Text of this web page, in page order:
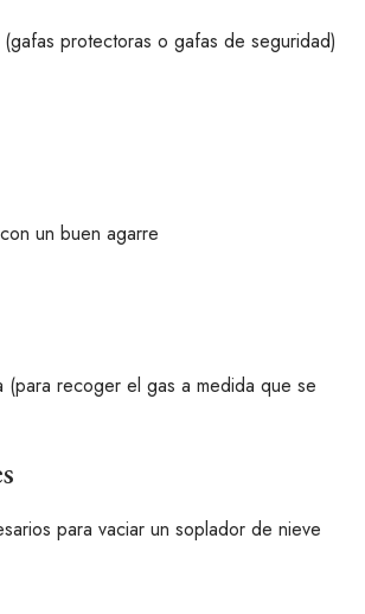
protectoras o gafas de seguridad)
un buen agarre
(para recoger el gas a medida que se